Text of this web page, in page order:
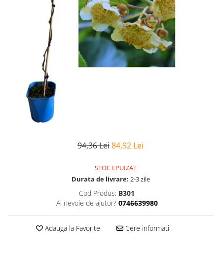
94,36 Lei84,92 Lei
STOC EPUIZAT
Durata de livrare: 2-3 zile
Cod Produs: B301
Ai nevoie de ajutor? 0746639980
Adauga la Favorite Cere informatii